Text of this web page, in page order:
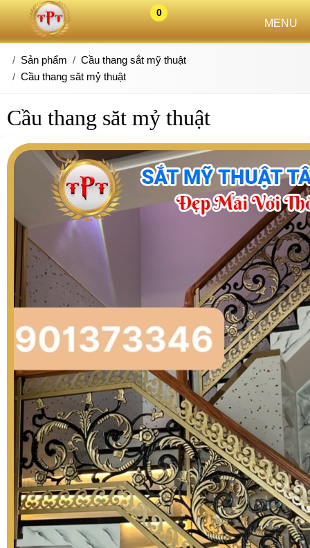
0
MENU
Sản phẩm
Cầu thang sắt mỹ thuật
Cầu thang săt mỷ thuật
Cầu thang săt mỷ thuật